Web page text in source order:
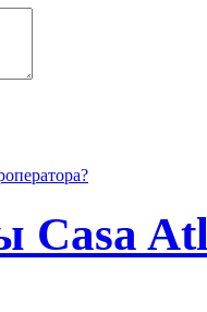
Casa